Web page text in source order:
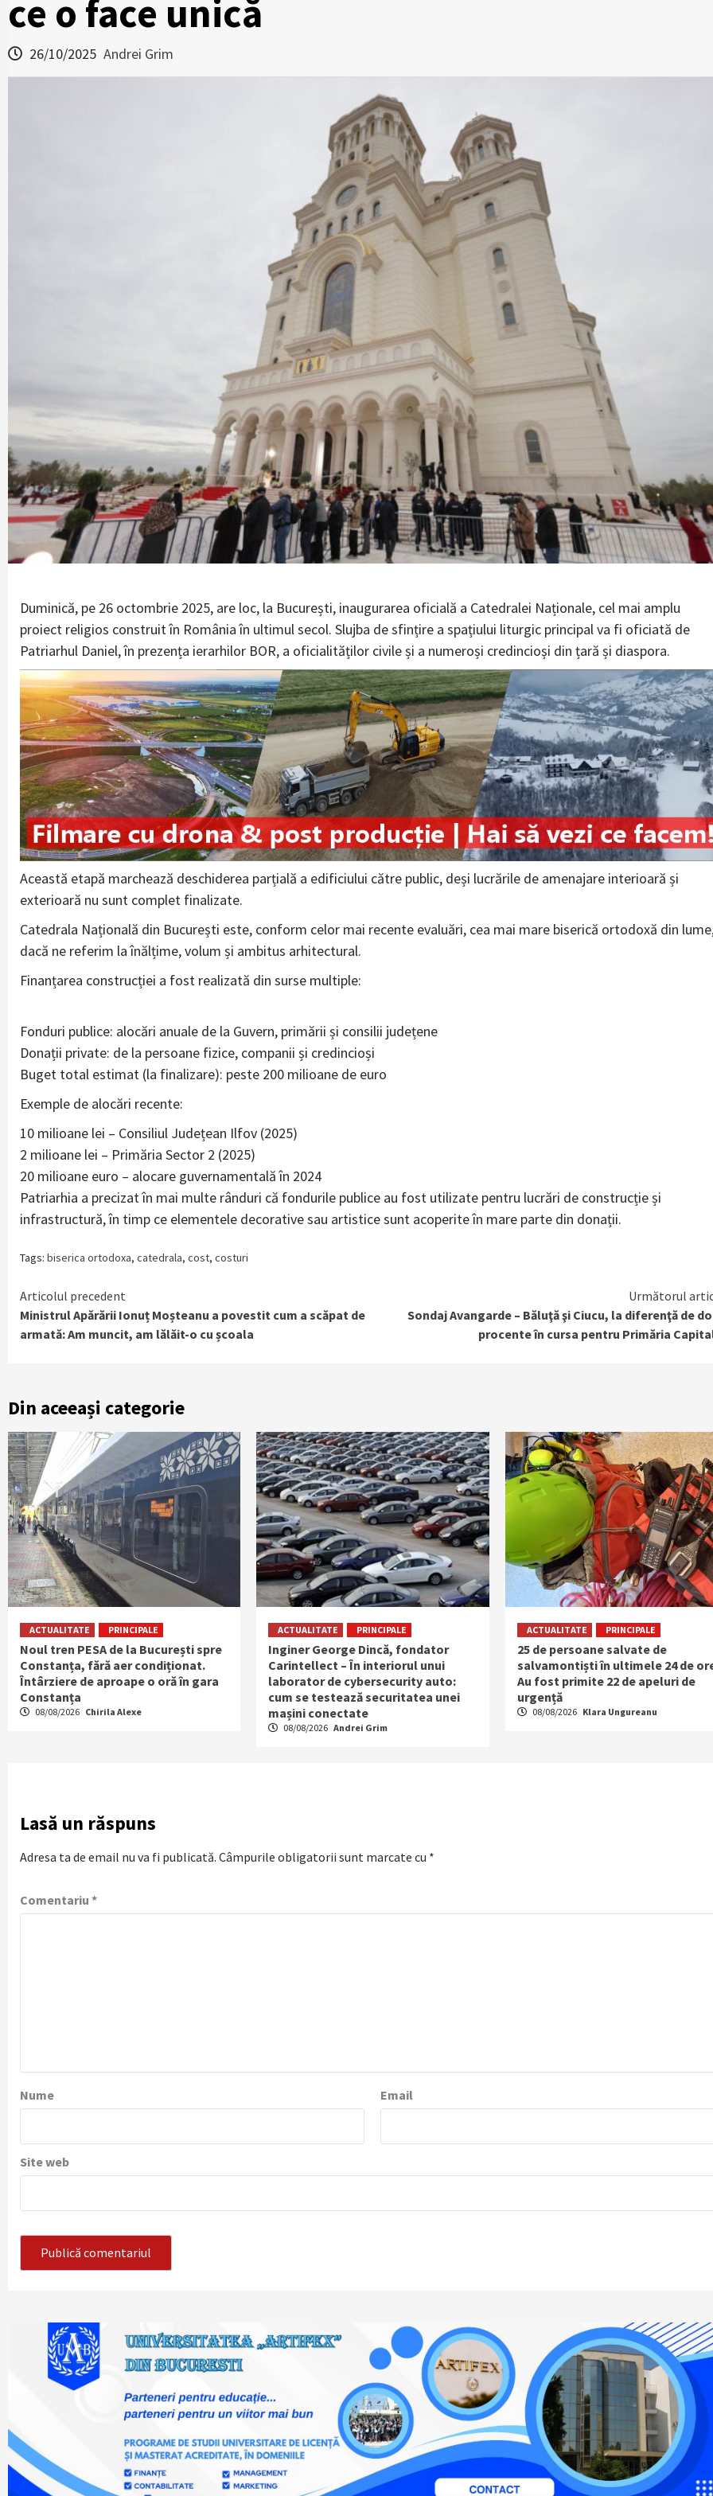
ce o face unică
26/10/2025 Andrei Grim
Duminică, pe 26 octombrie 2025, are loc, la București, inaugurarea oficială a Catedralei Naționale, cel mai amplu
proiect religios construit în România în ultimul secol. Slujba de sfințire a spațiului liturgic principal va fi oficiată de
Patriarhul Daniel, în prezența ierarhilor BOR, a oficialităților civile și a numeroși credincioși din țară și diaspora.
Această etapă marchează deschiderea parțială a edificiului către public, deși lucrările de amenajare interioară și
exterioară nu sunt complet finalizate.
Catedrala Națională din București este, conform celor mai recente evaluări, cea mai mare biserică ortodoxă din
dacă ne referim la înălțime, volum și ambitus arhitectural.
Finanțarea construcției a fost realizată din surse multiple:
Fonduri publice: alocări anuale de la Guvern, primării și consilii județene
Donații private: de la persoane fizice, companii și credincioși
Buget total estimat (la finalizare): peste 200 milioane de euro
Exemple de alocări recente:
10 milioane lei – Consiliul Județean Ilfov (2025)
2 milioane lei – Primăria Sector 2 (2025)
20 milioane euro – alocare guvernamentală în 2024
Patriarhia a precizat în mai multe rânduri că fondurile publice au fost utilizate pentru lucrări de construcție și
infrastructură, în timp ce elementele decorative sau artistice sunt acoperite în mare parte din donații.
Tags: biserica ortodoxa, catedrala, cost, costuri
Continue
Reading
Articolul precedent
Ministrul Apărării Ionuț Moșteanu a povestit cum a scăpat de
armată: Am muncit, am lălăit-o cu școala
Următorul
Sondaj Avangarde – Băluţă şi Ciucu, la diferenţă de
procente în cursa pentru Primăria
Din aceeași categorie
ACTUALITATE PRINCIPALE
Noul tren PESA de la București spre
Constanța, fără aer condiționat.
Întârziere de aproape o oră în gara
Constanța
08/08/2026 Chirila Alexe
ACTUALITATE PRINCIPALE
Inginer George Dincă, fondator
Carintellect – În interiorul unui
laborator de cybersecurity auto:
cum se testează securitatea unei
mașini conectate
08/08/2026 Andrei Grim
ACTUALITATE PRINCIPALE
25 de persoane salvate de
salvamontiști în ultimele 24 de
Au fost primite 22 de apeluri de
urgență
08/08/2026 Klara Ungureanu
Lasă un răspuns
Adresa ta de email nu va fi publicată. Câmpurile obligatorii sunt marcate cu *
Comentariu *
Nume Email
Site web